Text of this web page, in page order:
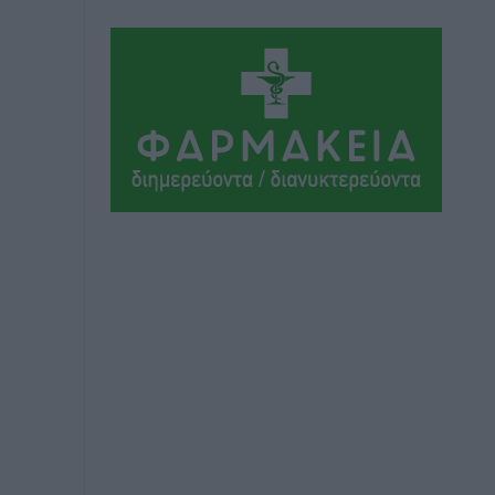
Συνελήφθη 37χρονη στη Ρόδο γιατί
είχε αφήσει τα τρία ανήλικα παιδιά της
χωρίς επιτήρηση
Τοπικές Ειδήσεις πριν 16 ώρες
Σταυρός Καλυθιών: Απέκτησε την